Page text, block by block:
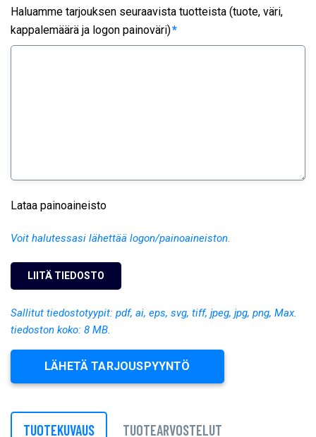
Haluamme tarjouksen seuraavista tuotteista (tuote, väri,
kappalemäärä ja logon painoväri)*
Lataa painoaineisto
Voit halutessasi lähettää logon/painoaineiston.
Sallitut tiedostotyypit: pdf, ai, eps, svg, tiff, jpeg, jpg, png, Max.
tiedoston koko: 8 MB.
LÄHETÄ TARJOUSPYYNTÖ
TUOTEKUVAUS TUOTEARVOSTELUT